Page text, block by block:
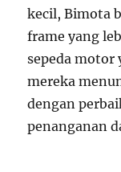
kecil, Bimota
frame yang
sepeda motor
mereka
dengan
penanganan